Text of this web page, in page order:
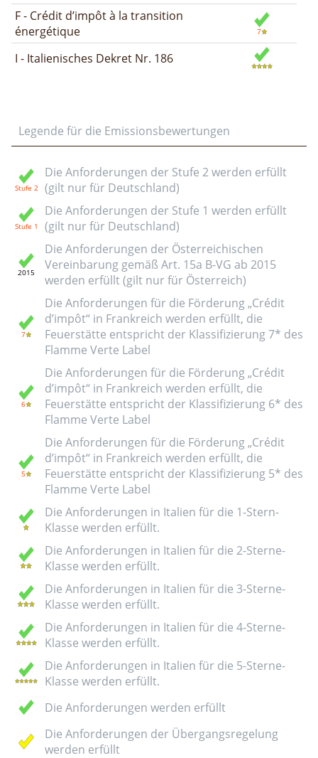
F - Crédit d’impôt à la transition
énergétique
I - Italienisches Dekret Nr. 186
Legende für die Emissionsbewertungen
Die Anforderungen der Stufe 2 werden erfüllt
(gilt nur für Deutschland)
Die Anforderungen der Stufe 1 werden erfüllt
(gilt nur für Deutschland)
Die Anforderungen der Österreichischen
Vereinbarung gemäß Art. 15a B-VG ab 2015
werden erfüllt (gilt nur für Österreich)
Die Anforderungen für die Förderung „Crédit
d’impôt“ in Frankreich werden erfüllt, die
Feuerstätte entspricht der Klassifizierung 7* des
Flamme Verte Label
Die Anforderungen für die Förderung „Crédit
d’impôt“ in Frankreich werden erfüllt, die
Feuerstätte entspricht der Klassifizierung 6* des
Flamme Verte Label
Die Anforderungen für die Förderung „Crédit
d’impôt“ in Frankreich werden erfüllt, die
Feuerstätte entspricht der Klassifizierung 5* des
Flamme Verte Label
Die Anforderungen in Italien für die 1-Stern-
Klasse werden erfüllt.
Die Anforderungen in Italien für die 2-Sterne-
Klasse werden erfüllt.
Die Anforderungen in Italien für die 3-Sterne-
Klasse werden erfüllt.
Die Anforderungen in Italien für die 4-Sterne-
Klasse werden erfüllt.
Die Anforderungen in Italien für die 5-Sterne-
Klasse werden erfüllt.
Die Anforderungen werden erfüllt
Die Anforderungen der Übergangsregelung
werden erfüllt